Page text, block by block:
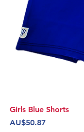
Girls Blue Shorts
價格
AU$50.87